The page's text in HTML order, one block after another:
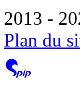
2013 -
Plan du